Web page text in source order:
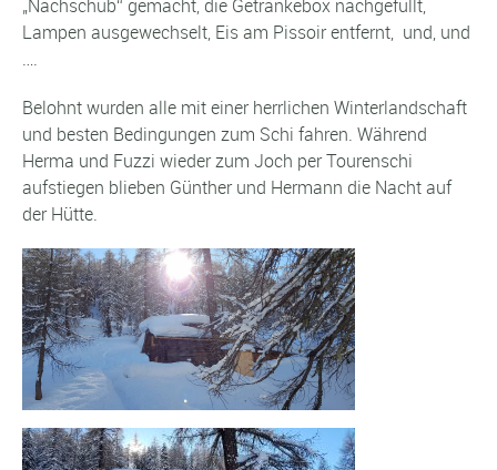
„Nachschub“ gemacht, die Getränkebox nachgefüllt,
Lampen ausgewechselt, Eis am Pissoir entfernt, und, und
….
Belohnt wurden alle mit einer herrlichen Winterlandschaft
und besten Bedingungen zum Schi fahren. Während
Herma und Fuzzi wieder zum Joch per Tourenschi
aufstiegen blieben Günther und Hermann die Nacht auf
der Hütte.